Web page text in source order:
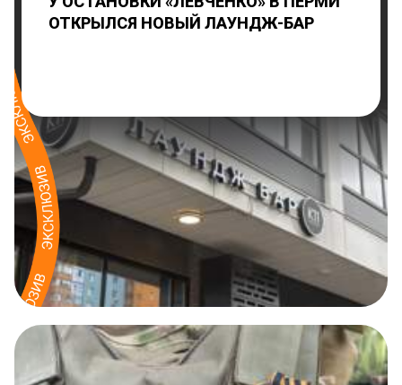
ОТКРЫЛСЯ НОВЫЙ ЛАУНДЖ-БАР